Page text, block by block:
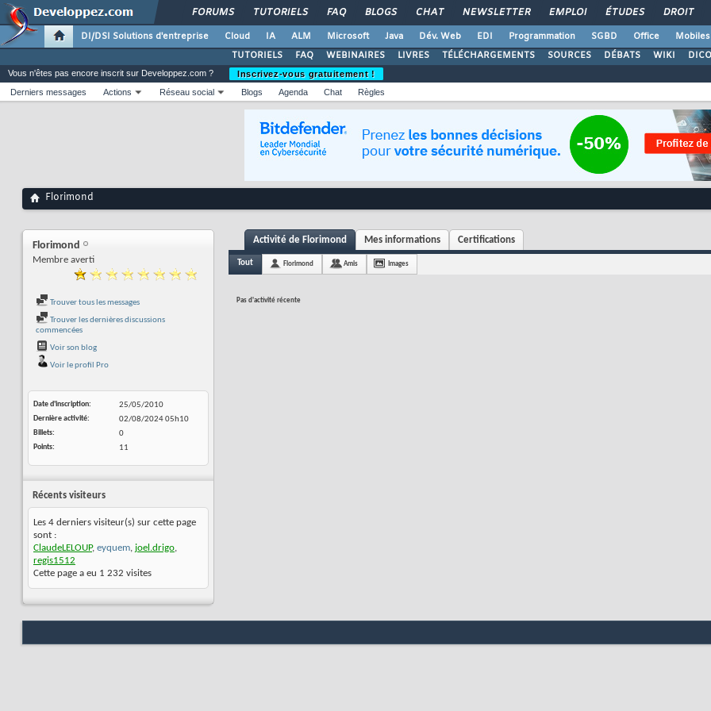
FORUMS TUTORIELS FAQ BLOGS CHAT NEWSLETTER EMPLOI ÉTUDES DROIT
DI/DSI Solutions d'entreprise Cloud IA ALM Microsoft Java Dév. Web EDI Programmation SGBD Office Mobiles
TUTORIELS
FAQ WEBINAIRES LIVRES TÉLÉCHARGEMENTS SOURCES DÉBATS WIKI DICO
Vous n'êtes pas encore inscrit sur Developpez.com ?
Inscrivez-vous gratuitement !
Derniers messages
Actions Réseau social Blogs Agenda Chat Règles
Florimond
Florimond
Membre averti
Trouver tous les messages
Trouver les dernières discussions
commencées
Voir son blog
Voir le profil Pro
Date d'inscription
25/05/2010
Dernière activité
02/08/202405h10
Billets
0
Points
11
Récents visiteurs
Les 4 derniers visiteur(s) sur cette page
sont :
ClaudeLELOUP, eyquem, joel.drigo,
regis1512
Cette page a eu 1 232 visites
Activité de Florimond Mes informations Certifications
Tout Florimond Amis Images
Pas d'activité récente